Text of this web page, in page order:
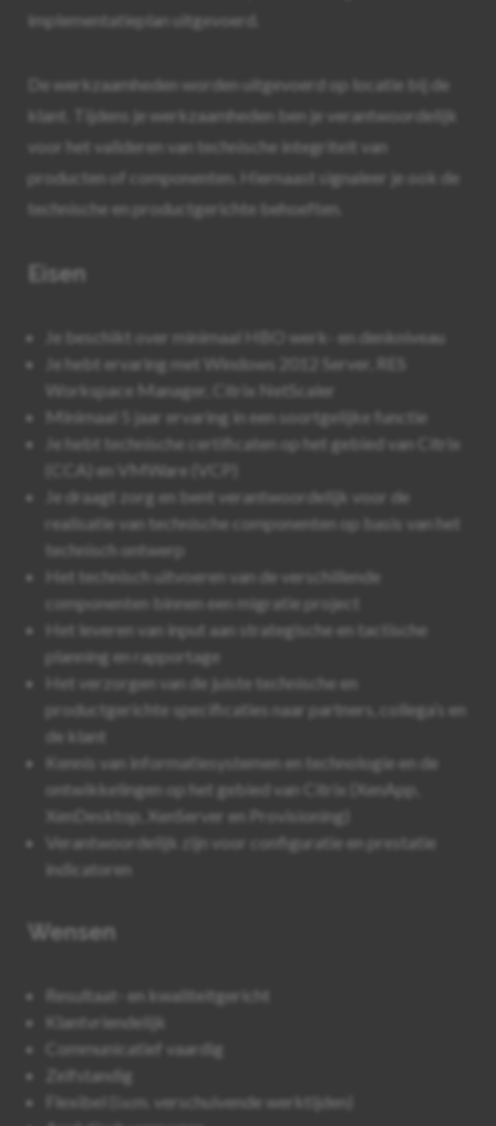
implementatieplan uitgevoerd.
De werkzaamheden worden uitgevoerd op locatie bij de
klant. Tijdens je werkzaamheden ben je verantwoordelijk
voor het valideren van technische integriteit van
producten of componenten. Hiernaast signaleer je ook de
technische en productgerichte behoeften.
Eisen
Je beschikt over minimaal HBO werk- en denkniveau
Je hebt ervaring met Windows 2012 Server, RES
Workspace Manager, Citrix NetScaler
Minimaal 5 jaar ervaring in een soortgelijke functie
Je hebt technische certificaten op het gebied van Citrix
(CCA) en VMWare (VCP)
Je draagt zorg en bent verantwoordelijk voor de
realisatie van technische componenten op basis van het
technisch ontwerp
Het technisch uitvoeren van de verschillende
componenten binnen een migratie project
Het leveren van input aan strategische en tactische
planning en rapportage
Het verzorgen van de juiste technische en
productgerichte specificaties naar partners, collega’s en
de klant
Kennis van informatiesystemen en technologie en de
ontwikkelingen op het gebied van Citrix (XenApp,
XenDesktop, XenServer en Provisioning)
Verantwoordelijk zijn voor configuratie en prestatie
indicatoren
Wensen
Resultaat- en kwaliteitgericht
Klantvriendelijk
Communicatief vaardig
Zelfstandig
Flexibel (i.v.m. verschuivende werktijden)